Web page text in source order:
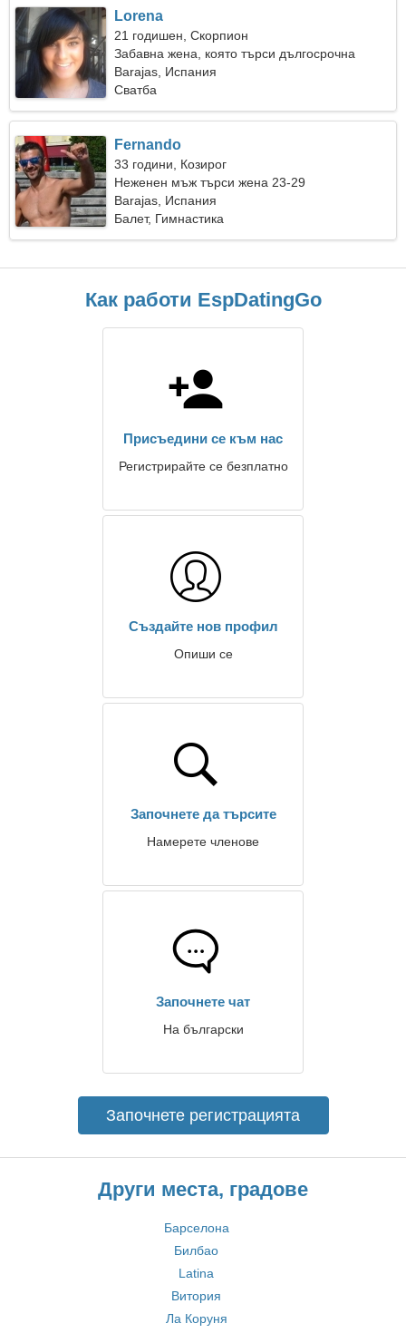
Lorena
21 годишен, Скорпион
Забавна жена, която търси дългосрочна
връзка
Barajas, Испания
Сватба
Fernando
33 години, Козирог
Неженен мъж търси жена 23-29
Barajas, Испания
Балет, Гимнастика
Как работи EspDatingGo
Присъедини се към нас
Регистрирайте се безплатно
Създайте нов профил
Опиши се
Започнете да търсите
Намерете членове
Започнете чат
На български
Започнете регистрацията
Други места, градове
Барселона
Билбао
Latina
Витория
Ла Коруня